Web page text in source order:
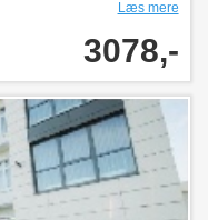
Læs mere
3078,-